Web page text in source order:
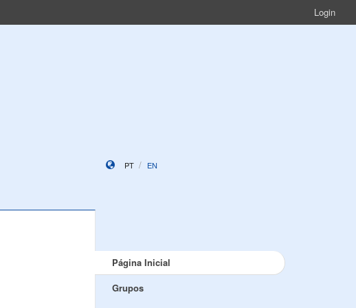
Login
PT EN
Página Inicial
Grupos